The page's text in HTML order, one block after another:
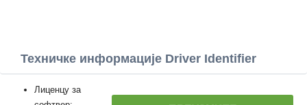
Техничке информације Driver Identifier
Лиценцу за